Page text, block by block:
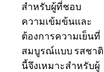
สำหรับผู้ที่ชอบ
ความเข้มข้นและ
ต้องการความเย็นที่
สมบูรณ์แบบ รสชาติ
นี้จึงเหมาะสำหรับผู้